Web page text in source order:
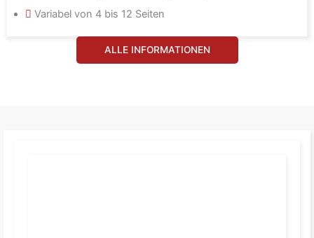
Variabel von 4 bis 12 Seiten
ALLE INFORMATIONEN